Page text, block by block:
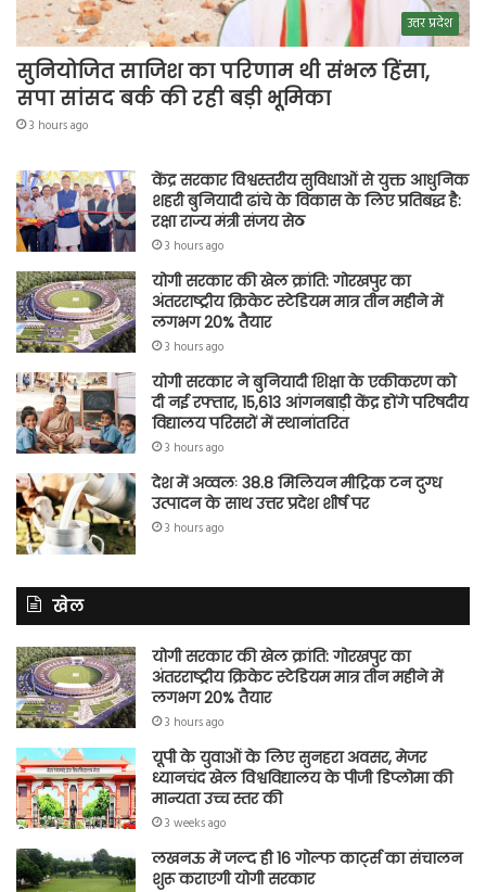
उत्तर प्रदेश
सुनियोजित साजिश का परिणाम थी संभल हिंसा,
सपा सांसद बर्क की रही बड़ी भूमिका
3 hours ago
केंद्र सरकार विश्वस्तरीय सुविधाओं से युक्त आधुनिक
शहरी बुनियादी ढांचे के विकास के लिए प्रतिबद्ध है:
रक्षा राज्य मंत्री संजय सेठ
3 hours ago
योगी सरकार की खेल क्रांति: गोरखपुर का
अंतरराष्ट्रीय क्रिकेट स्टेडियम मात्र तीन महीने में
लगभग 20% तैयार
3 hours ago
योगी सरकार ने बुनियादी शिक्षा के एकीकरण को
दी नई रफ्तार, 15,613 आंगनबाड़ी केंद्र होंगे परिषदीय
विद्यालय परिसरों में स्थानांतरित
3 hours ago
देश में अव्वलः 38.8 मिलियन मीट्रिक टन दुग्ध
उत्पादन के साथ उत्तर प्रदेश शीर्ष पर
3 hours ago
खेल
योगी सरकार की खेल क्रांति: गोरखपुर का
अंतरराष्ट्रीय क्रिकेट स्टेडियम मात्र तीन महीने में
लगभग 20% तैयार
3 hours ago
यूपी के युवाओं के लिए सुनहरा अवसर, मेजर
ध्यानचंद खेल विश्वविद्यालय के पीजी डिप्लोमा की
मान्यता उच्च स्तर की
3 weeks ago
लखनऊ में जल्द ही 16 गोल्फ कार्ट्स का संचालन
शुरू कराएगी योगी सरकार